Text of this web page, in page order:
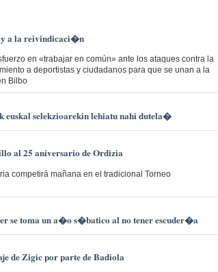
a la reivindicaci�n
en «trabajar en común» ante los ataques contra la
a deportistas y ciudadanos para que se unan a la
Bilbo
selekzioarekin lehiatu nahi dutela�
al 25 aniversario de Ordizia
competirá mañana en el tradicional Torneo
se toma un a�o s�batico al no tener escuder�a
de Zigic por parte de Badiola